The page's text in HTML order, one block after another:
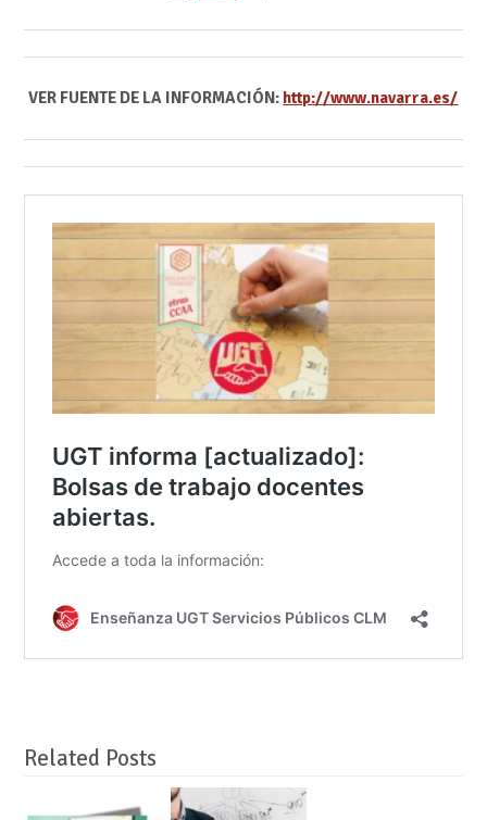
VER FUENTE DE LA INFORMACIÓN: http://www.navarra.es/
Related Posts